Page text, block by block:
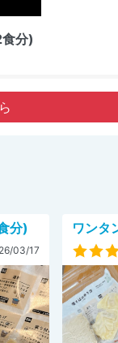
分)
分)
03/17
ワンタ